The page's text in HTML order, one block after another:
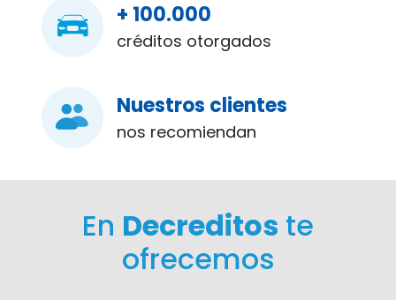
+ 100.000
créditos otorgados
Nuestros clientes
nos recomiendan
En Decreditos te
ofrecemos